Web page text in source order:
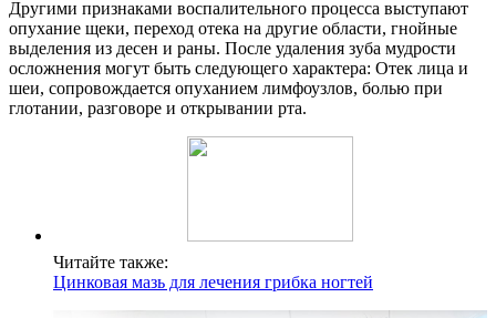
Другими признаками воспалительного процесса выступают
опухание щеки, переход отека на другие области, гнойные
выделения из десен и раны. После удаления зуба мудрости
осложнения могут быть следующего характера: Отек лица и
шеи, сопровождается опуханием лимфоузлов, болью при
глотании, разговоре и открывании рта.
Читайте также:
Цинковая мазь для лечения грибка ногтей